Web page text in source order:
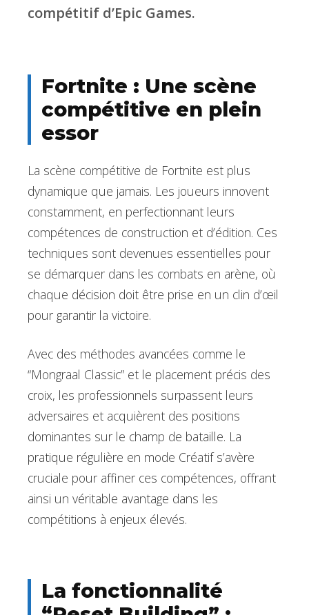
compétitif d’Epic Games.
Fortnite : Une scène
compétitive en plein
essor
La scène compétitive de Fortnite est plus
dynamique que jamais. Les joueurs innovent
constamment, en perfectionnant leurs
compétences de construction et d’édition. Ces
techniques sont devenues essentielles pour
se démarquer dans les combats en arène, où
chaque décision doit être prise en un clin d’œil
pour garantir la victoire.
Avec des méthodes avancées comme le
“Mongraal Classic” et le placement précis des
croix, les professionnels surpassent leurs
adversaires et acquièrent des positions
dominantes sur le champ de bataille. La
pratique régulière en mode Créatif s’avère
cruciale pour affiner ces compétences, offrant
ainsi un véritable avantage dans les
compétitions à enjeux élevés.
La fonctionnalité